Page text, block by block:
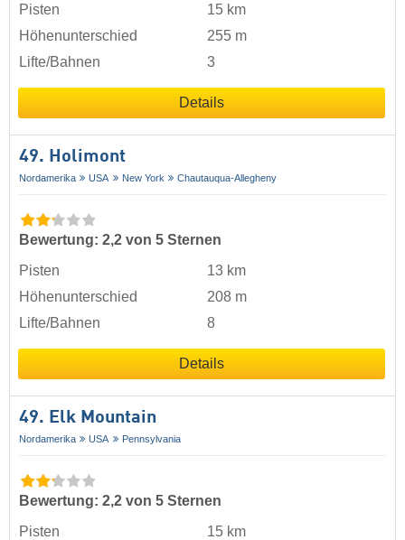
Pisten
15 km
Höhenunterschied
255 m
Lifte/Bahnen
3
Details
49. Holimont
Nordamerika USA New York Chautauqua-Allegheny
Bewertung: 2,2 von 5 Sternen
Pisten
13 km
Höhenunterschied
208 m
Lifte/Bahnen
8
Details
49. Elk Mountain
Nordamerika USA Pennsylvania
Bewertung: 2,2 von 5 Sternen
Pisten
15 km